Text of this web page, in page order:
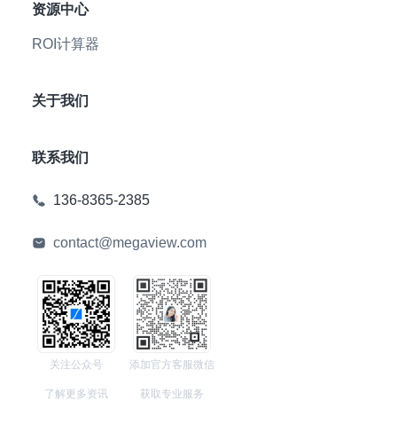
资源中心
ROI计算器
关于我们
联系我们
136-8365-2385
contact@megaview.com
关注公众号
了解更多资讯
添加官方客服微信
获取专业服务